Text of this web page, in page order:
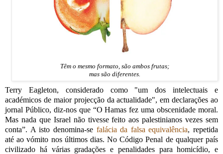
Têm o mesmo formato, são ambos frutas;
mas são diferentes.
Terry Eagleton, considerado como "um dos intelectuais e
académicos de maior projecção da actualidade", em declarações ao
jornal Público, diz-nos que “O Hamas fez uma obscenidade moral.
Mas nada que Israel não tivesse feito aos palestinianos vezes sem
conta”. A isto denomina-se falácia da falsa equivalência, repetida
até ao vómito nos últimos dias. No Código Penal de qualquer país
civilizado há várias gradações e penalidades para homicídio, e